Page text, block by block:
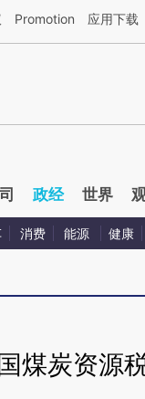
新文章[https://
Promotion 应用下载
政经 世界
消费 能源 健康
煤炭资源